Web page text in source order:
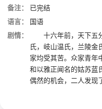
备注：
已完结
语言：
国语
剧情：
十六年前，天下五分
氏，岐山温氏，兰陵金
家均受其苦。众家青年
和以雅正闻名的姑苏蓝
偶然的机会，二人发现